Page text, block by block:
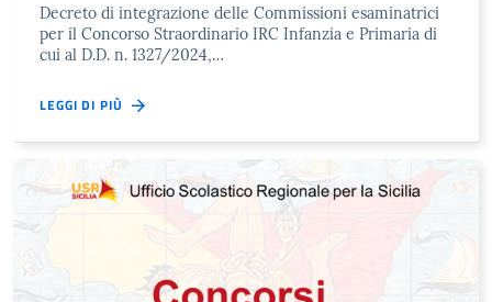
Decreto di integrazione delle Commissioni esaminatrici
per il Concorso Straordinario IRC Infanzia e Primaria di
cui al D.D. n. 1327/2024,…
LEGGI DI PIÙ